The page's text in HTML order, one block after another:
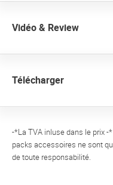
Vidéo & Review
Télécharger
-*La TVA inluse dans le prix
packs accessoires ne sont
de toute responsabilité.